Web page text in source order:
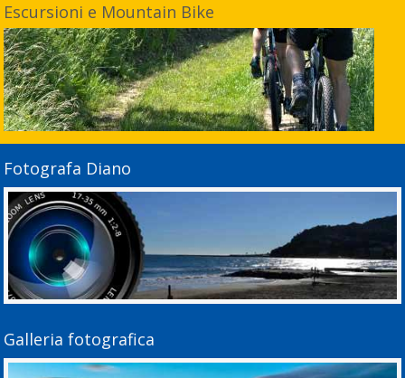
Escursioni e Mountain Bike
Fotografa Diano
Galleria fotografica